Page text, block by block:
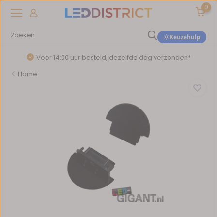
0
Keuzehulp
Voor 14:00 uur besteld, dezelfde dag verzonden*
Home